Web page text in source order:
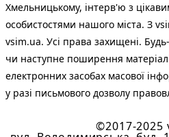
Хмельницькому, інтерв'ю з
особистостями нашого міста. З
vsim.ua. Усі права захищені.
чи наступне поширення
електронних засобах масової
у разі письмового дозволу
©2017-2025